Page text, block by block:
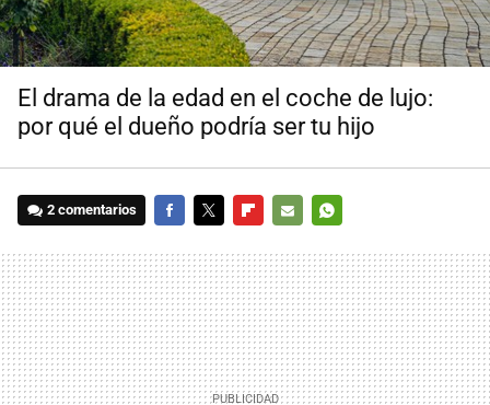
El drama de la edad en el coche de lujo:
por qué el dueño podría ser tu hijo
2 comentarios
MAIL